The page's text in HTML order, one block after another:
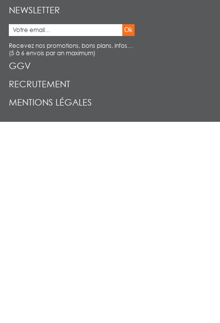
NEWSLETTER
Ok
Recevez nos promotions, bons plans, infos…
(5 à 6 envois par an maximum)
RECRUTEMENT
MENTIONS LÉGALES
GGV